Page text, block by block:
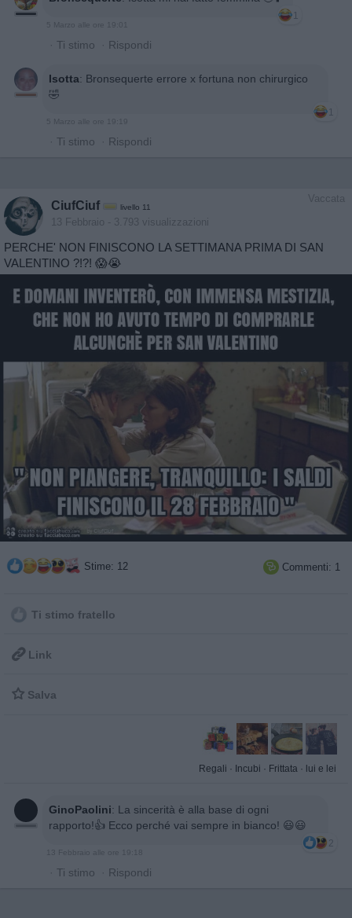
1
5 Marzo alle ore 19:01
· Ti stimo · Rispondi
Isotta: Bronsequerte errore x fortuna non chirurgico
🤣
1
5 Marzo alle ore 19:19
· Ti stimo · Rispondi
Vaccata
CiufCiuf livello 11
13 Febbraio - 3.793 visualizzazioni
PERCHE' NON FINISCONO LA SETTIMANA PRIMA DI SAN
VALENTINO ?!?! 😱😭
Stime: 12  Commenti: 1
Ti stimo fratello
 Link
 Salva
Regali · Incubi · Frittata · lui e lei
GinoPaolini: La sincerità è alla base di ogni
rapporto!👍 Ecco perché vai sempre in bianco! 😃😃
2
13 Febbraio alle ore 19:18
· Ti stimo · Rispondi